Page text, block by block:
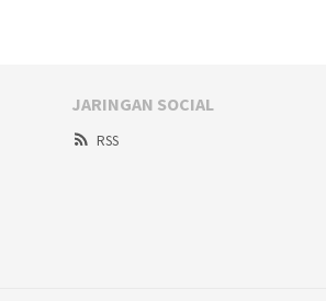
JARINGAN SOCIAL
RSS